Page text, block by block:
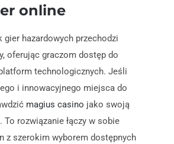
online
gier hazardowych przechodzi
oferując graczom dostęp do
technologicznych. Jeśli
i innowacyjnego miejsca do
magius casino jako swoją
To rozwiązanie łączy w sobie
z szerokim wyborem dostępnych